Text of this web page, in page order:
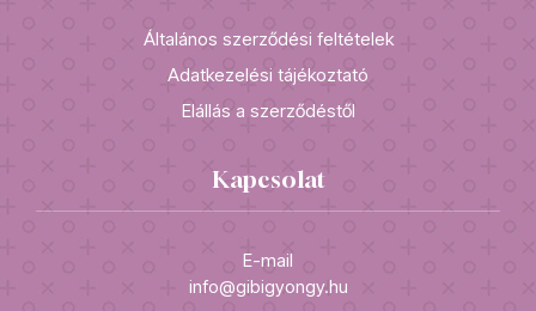
Általános szerződési feltételek
Adatkezelési tájékoztató
Elállás a szerződéstől
Kapcsolat
E-mail
info@gibigyongy.hu